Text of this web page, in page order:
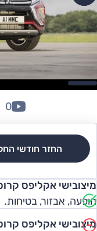
החזר חודשי
0
מיצובישי אקליפס
הופעה, אבזור, בטיחות.
מיצובישי אקליפס